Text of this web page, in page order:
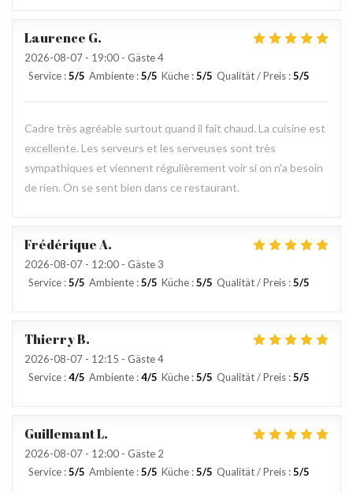
Laurence G
2026-08-07 - 19:00 - Gäste 4
Service :5/5 Ambiente :5/5 Küche :5/5 Qualität / Preis :5/5
Cadre très agréable surtout quand il fait chaud. La cuisine est
excellente. Les serveurs et les serveuses sont très
sympathiques et viennent régulièrement voir si on n'a besoin
de rien. On se sent bien dans ce restaurant.
FrédériqueA
2026-08-07 - 12:00 - Gäste 3
Service :5/5 Ambiente :5/5 Küche :5/5 Qualität / Preis :5/5
ThierryB
2026-08-07 - 12:15 - Gäste 4
Service :4/5 Ambiente :4/5 Küche :5/5 Qualität / Preis :5/5
GuillemantL
2026-08-07 - 12:00 - Gäste 2
Service :5/5 Ambiente :5/5 Küche :5/5 Qualität / Preis :5/5